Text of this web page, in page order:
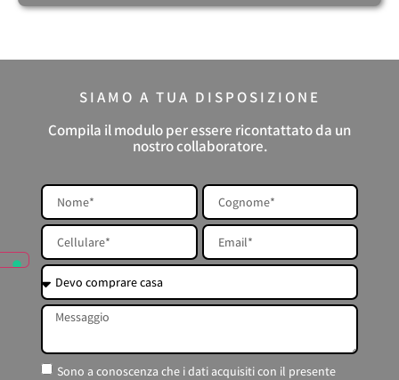
SIAMO A TUA DISPOSIZIONE
Compila il modulo per essere ricontattato da un
nostro collaboratore.
Sono a conoscenza che i dati acquisiti con il presente